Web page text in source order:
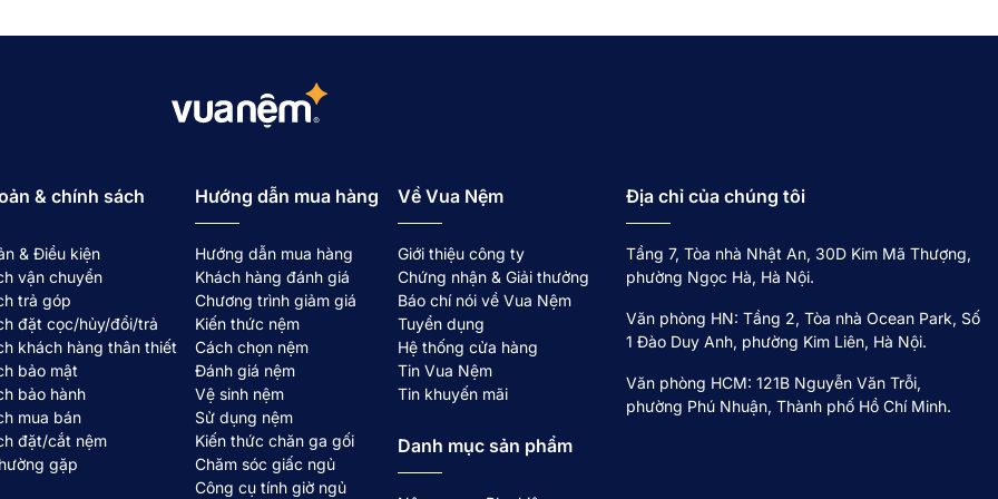
lõi của Amando là tạo ra những sản phẩm ngủ được nghiên cứu kỹ lưỡng, không phô trương nhưng bền bỉ, phù
điều kiện khí hậu bản địa.
giảm áp lực khi nghỉ ngơi và duy trì sự thoải mái lâu dài, đáp ứng nhu cầu sử dụng thực tế của các gia đình
& chính sách
& Điều kiện
vận chuyển
trả góp
đặt cọc/hủy/đổi/trả
khách hàng thân thiết
bảo mật
bảo hành
mua bán
đặt/cắt nệm
gặp
Hướng dẫn mua hàng
Hướng dẫn mua hàng
Khách hàng đánh giá
Chương trình giảm giá
Kiến thức nệm
Cách chọn nệm
Đánh giá nệm
Vệ sinh nệm
Sử dụng nệm
Kiến thức chăn ga gối
Chăm sóc giấc ngủ
Công cụ tính giờ ngủ
Về Vua Nệm
Giới thiệu công ty
Chứng nhận & Giải thưởng
Báo chí nói về Vua Nệm
Tuyển dụng
Hệ thống cửa hàng
Tin Vua Nệm
Tin khuyến mãi
Danh mục sản phẩm
Địa chỉ của chúng tôi
Tầng 7, Tòa nhà Nhật An, 30D Kim Mã Thượng,
phường Ngọc Hà, Hà Nội.
Văn phòng HN: Tầng 2, Tòa nhà Ocean Park, Số
1 Đào Duy Anh, phường Kim Liên, Hà Nội.
Văn phòng HCM: 121B Nguyễn Văn Trỗi,
phường Phú Nhuận, Thành phố Hồ Chí Minh.